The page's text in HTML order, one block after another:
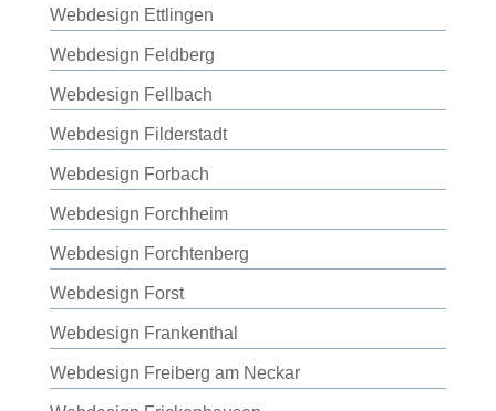
Webdesign Ettlingen
Webdesign Feldberg
Webdesign Fellbach
Webdesign Filderstadt
Webdesign Forbach
Webdesign Forchheim
Webdesign Forchtenberg
Webdesign Forst
Webdesign Frankenthal
Webdesign Freiberg am Neckar